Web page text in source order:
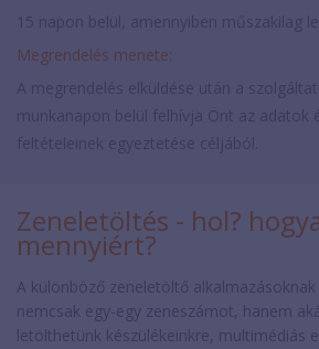
Megrendelés menete:
Zeneletöltés - hol?
mennyiért?
A különböző zeneletöltő
nemcsak egy-egy zeneszámot, hanem
letölthetünk készülékeinkre, multimédiás